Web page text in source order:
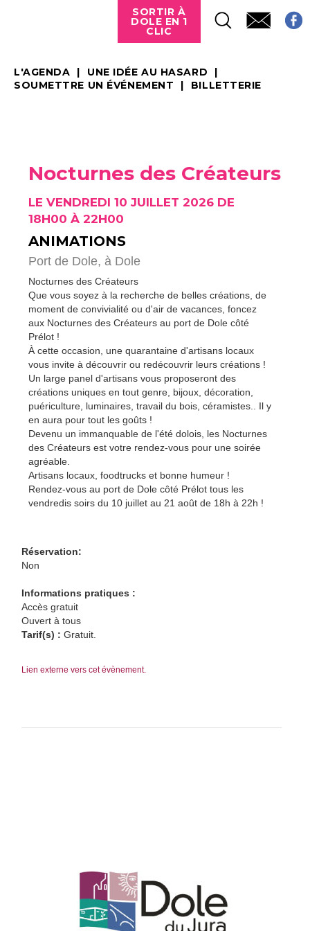
SORTIR À
DOLE EN 1
CLIC
L'AGENDA
UNE IDÉE AU HASARD
SOUMETTRE UN ÉVÉNEMENT
BILLETTERIE
Nocturnes des Créateurs
LE VENDREDI 10 JUILLET 2026 DE
18H00 À 22H00
ANIMATIONS
Port de Dole, à Dole
Nocturnes des Créateurs
Que vous soyez à la recherche de belles créations, de
moment de convivialité ou d'air de vacances, foncez
aux Nocturnes des Créateurs au port de Dole côté
Prélot !
À cette occasion, une quarantaine d'artisans locaux
vous invite à découvrir ou redécouvrir leurs créations !
Un large panel d'artisans vous proposeront des
créations uniques en tout genre, bijoux, décoration,
puériculture, luminaires, travail du bois, céramistes.. Il y
en aura pour tout les goûts !
Devenu un immanquable de l'été dolois, les Nocturnes
des Créateurs est votre rendez-vous pour une soirée
agréable.
Artisans locaux, foodtrucks et bonne humeur !
Rendez-vous au port de Dole côté Prélot tous les
vendredis soirs du 10 juillet au 21 août de 18h à 22h !
Réservation:
Non
Informations pratiques :
Accès gratuit
Ouvert à tous
Tarif(s) : Gratuit.
Lien externe vers cet évènement.